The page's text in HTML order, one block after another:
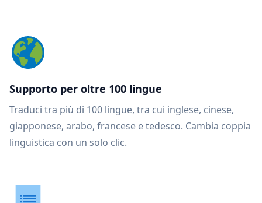
Supporto per oltre 100 lingue
Traduci tra più di 100 lingue, tra cui inglese, cinese,
giapponese, arabo, francese e tedesco. Cambia coppia
linguistica con un solo clic.